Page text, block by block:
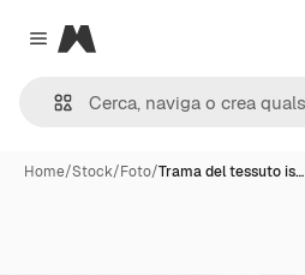
Close menu
Magnific
Home/Stock/Foto/Trama del tessuto is…